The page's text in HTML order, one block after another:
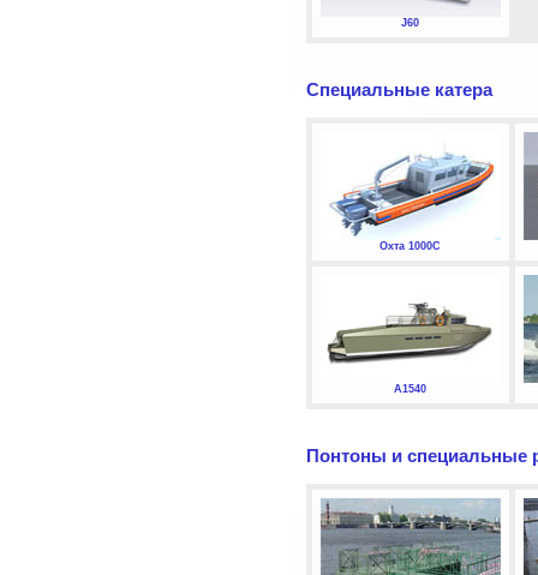
J60
Специальные катера
Охта 1000С
А1540
Понтоны и специальные